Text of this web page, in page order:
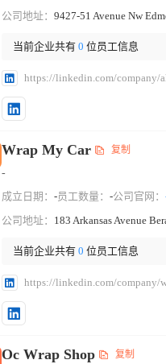
公司地址： 9427-51 Avenue Nw
当前企业共有 0 位员工信息
https://linkedin.com/company/
Wrap My Car 复制
-
成立日期： -员工数量： -公司官网：
公司地址：
当前企业共有 0 位员工信息
https://linkedin.com/company/
Oc Wrap Shop 复制